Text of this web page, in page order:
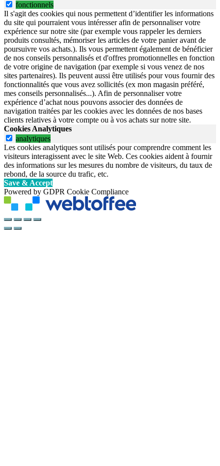
fonctionnels
Il s'agit des cookies qui nous permettent d’identifier les informations
du site qui pourraient vous intéresser afin de personnaliser votre
expérience sur notre site (par exemple vous rappeler les derniers
produits consultés, mémoriser les articles de votre panier avant de
poursuivre vos achats.). Ils vous permettent également de bénéficier
de nos conseils personnalisés et d'offres promotionnelles en fonction
de votre origine de navigation (par exemple si vous venez de nos
sites partenaires). Ils peuvent aussi être utilisés pour vous fournir des
fonctionnalités que vous avez sollicités (ex mon magasin préféré,
mes conseils personnalisés...). Afin de personnaliser votre
expérience d’achat nous pouvons associer des données de
navigation traitées par les cookies avec les données de nos bases
clients relatives à votre compte ou à vos achats sur notre site.
Cookies Analytiques
analytiques
Les cookies analytiques sont utilisés pour comprendre comment les
visiteurs interagissent avec le site Web. Ces cookies aident à fournir
des informations sur les mesures du nombre de visiteurs, du taux de
rebond, de la source du trafic, etc.
Save & Accept
Powered by GDPR Cookie Compliance